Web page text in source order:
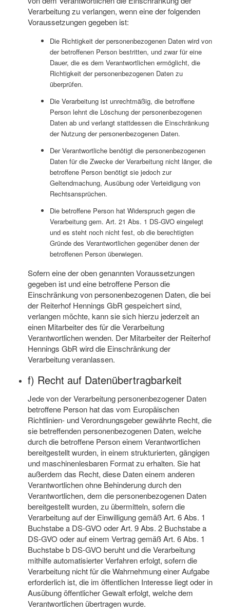
Verarbeitung zu verlangen, wenn eine der folgenden
Voraussetzungen gegeben ist:
Die Richtigkeit der personenbezogenen Daten wird von
der betroffenen Person bestritten, und zwar für eine
Dauer, die es dem Verantwortlichen ermöglicht, die
Richtigkeit der personenbezogenen Daten zu
überprüfen.
Die Verarbeitung ist unrechtmäßig, die betroffene
Person lehnt die Löschung der personenbezogenen
Daten ab und verlangt stattdessen die Einschränkung
der Nutzung der personenbezogenen Daten.
Der Verantwortliche benötigt die personenbezogenen
Daten für die Zwecke der Verarbeitung nicht länger, die
betroffene Person benötigt sie jedoch zur
Geltendmachung, Ausübung oder Verteidigung von
Rechtsansprüchen.
Die betroffene Person hat Widerspruch gegen die
Verarbeitung gem. Art. 21 Abs. 1 DS-GVO eingelegt
und es steht noch nicht fest, ob die berechtigten
Gründe des Verantwortlichen gegenüber denen der
betroffenen Person überwiegen.
Sofern eine der oben genannten Voraussetzungen
gegeben ist und eine betroffene Person die
Einschränkung von personenbezogenen Daten, die bei
der Reiterhof Hennings GbR gespeichert sind,
verlangen möchte, kann sie sich hierzu jederzeit an
einen Mitarbeiter des für die Verarbeitung
Verantwortlichen wenden. Der Mitarbeiter der Reiterhof
Hennings GbR wird die Einschränkung der
Verarbeitung veranlassen.
f) Recht auf Datenübertragbarkeit
Jede von der Verarbeitung personenbezogener Daten
betroffene Person hat das vom Europäischen
Richtlinien- und Verordnungsgeber gewährte Recht, die
sie betreffenden personenbezogenen Daten, welche
durch die betroffene Person einem Verantwortlichen
bereitgestellt wurden, in einem strukturierten, gängigen
und maschinenlesbaren Format zu erhalten. Sie hat
außerdem das Recht, diese Daten einem anderen
Verantwortlichen ohne Behinderung durch den
Verantwortlichen, dem die personenbezogenen Daten
bereitgestellt wurden, zu übermitteln, sofern die
Verarbeitung auf der Einwilligung gemäß Art. 6 Abs. 1
Buchstabe a DS-GVO oder Art. 9 Abs. 2 Buchstabe a
DS-GVO oder auf einem Vertrag gemäß Art. 6 Abs. 1
Buchstabe b DS-GVO beruht und die Verarbeitung
mithilfe automatisierter Verfahren erfolgt, sofern die
Verarbeitung nicht für die Wahrnehmung einer Aufgabe
erforderlich ist, die im öffentlichen Interesse liegt oder in
Ausübung öffentlicher Gewalt erfolgt, welche dem
Verantwortlichen übertragen wurde.